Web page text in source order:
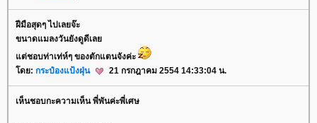
ฝีมือสุดๆ ไปเลยจ๊ะ
ขนาดแมลงวันยังดูดีเล
ต่ชอบท่าเท่ห์ๆ ของตักแตนจังค่ะ
ดย: กระป๋องแป้งฝุ่น 21 กรกฎาคม 2554 14:33:04 น.
เห็นชอบกะความเห็น พี่พันค่ะพี่เศษ